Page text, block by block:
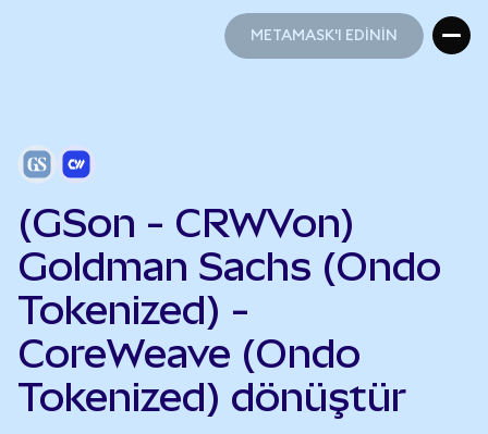
METAMASK'I EDİNİN
(GSon - CRWVon)
Goldman Sachs (Ondo
Tokenized) -
CoreWeave (Ondo
Tokenized) dönüştür